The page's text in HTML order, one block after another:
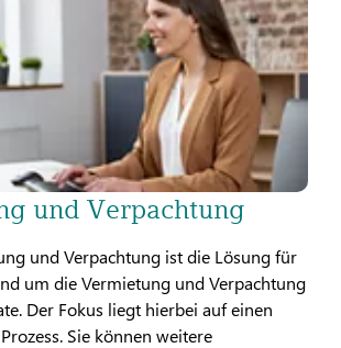
und Verpachtung
und Verpachtung ist die Lösung für
um die Vermietung und Verpachtung
Der Fokus liegt hierbei auf einen
Sie können weitere